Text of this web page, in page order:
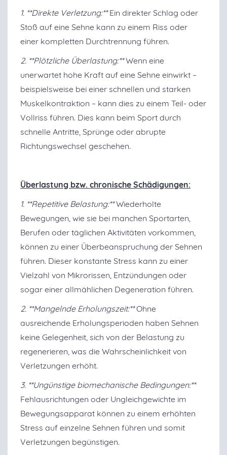
1. **Direkte Verletzung:**Ein direkter Schlag oder
Stoß auf eine Sehne kann zu einem Riss oder
einer kompletten Durchtrennung führen.
2. **Plötzliche Überlastung:**Wenn eine
unerwartet hohe Kraft auf eine Sehne einwirkt –
beispielsweise bei einer schnellen und starken
Muskelkontraktion – kann dies zu einem Teil- oder
Vollriss führen. Dies kann beim Sport durch
schnelle Antritte, Sprünge oder abrupte
Richtungswechsel geschehen.
Überlastung bzw. chronische Schädigungen:
1. **Repetitive Belastung:**Wiederholte
Bewegungen, wie sie bei manchen Sportarten,
Berufen oder täglichen Aktivitäten vorkommen,
können zu einer Überbeanspruchung der Sehnen
führen. Dieser konstante Stress kann zu einer
Vielzahl von Mikrorissen, Entzündungen oder
sogar einer allmählichen Degeneration führen.
2. **Mangelnde Erholungszeit:**Ohne
ausreichende Erholungsperioden haben Sehnen
keine Gelegenheit, sich von der Belastung zu
regenerieren, was die Wahrscheinlichkeit von
Verletzungen erhöht.
3. **Ungünstige biomechanische Bedingungen:**
Fehlausrichtungen oder Ungleichgewichte im
Bewegungsapparat können zu einem erhöhten
Stress auf einzelne Sehnen führen und somit
Verletzungen begünstigen.